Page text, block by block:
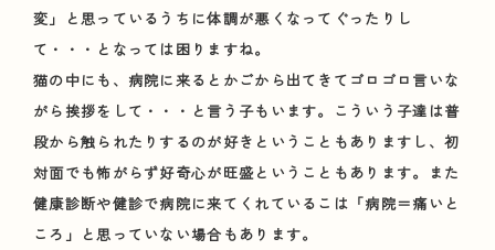
変」と思っているうちに体調が悪くなってぐったりし
て・・・となっては困りますね。
猫の中にも、病院に来るとかごから出てきてゴロゴロ言いな
がら挨拶をして・・・と言う子もいます。こういう子達は普
段から触られたりするのが好きということもありますし、初
対面でも怖がらず好奇心が旺盛ということもあります。また
健康診断や健診で病院に来てくれているこは「病院＝痛いと
ころ」と思っていない場合もあります。